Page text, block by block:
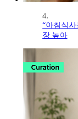
4.
“아침식
장 높아